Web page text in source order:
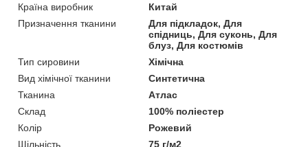
Країна виробник
Китай
Призначення тканини
Для підкладок, Для
спідниць, Для суконь, Для
блуз, Для костюмів
Тип сировини
Хімічна
Вид хімічної тканини
Синтетична
Тканина
Атлас
Склад
100% поліестер
Колір
Рожевий
Щільність
75 г/м2